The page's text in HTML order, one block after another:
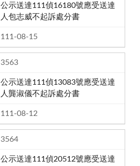
公示送達111偵16180號應受送達
人包志威不起訴處分書
111-08-15
3563
公示送達111偵13083號應受送達
人龔淑儀不起訴處分書
111-08-12
3564
公示送達111偵20512號應受送達